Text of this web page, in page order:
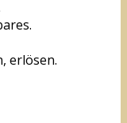
erlösen.